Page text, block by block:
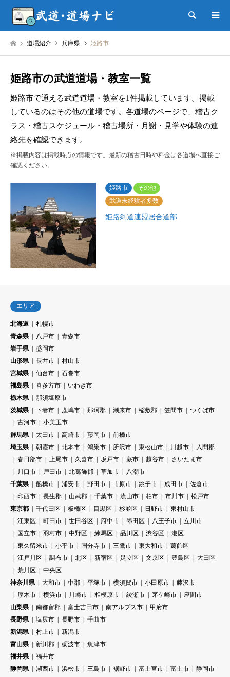
検索
道場紹介 兵庫県 姫路市
姫路市の武道道場・教室一覧
姫路市で通える武道道場・教室を1件掲載しています。掲載
しているのはその他の道場です。各道場のページで、稽古ク
ラス・稽古スケジュール・稽古場所・月謝・見学や体験の連
絡先を確認できます。
※掲載内容は掲載時点の情報です。最新の稽古日時や料金は各道場へ直接ご
確認ください。
姫路市
その他
武道未経験者多数
姫路剣道連盟居合道部
エリア
北海道
札幌市
青森県
八戸市
青森市
岩手県
盛岡市
山形県
長井市
村山市
宮城県
仙台市
石巻市
福島県
喜多方市
いわき市
栃木県
那須塩原市
茨城県
下妻市 鹿嶋市 那珂郡 潮来市 稲敷郡 笠間市
つくば市
古河市
小美玉市
群馬県
太田市 高崎市 藤岡市
前橋市
埼玉県
朝霞市 北本市 鴻巣市 所沢市 東松山市 川越市
入間郡
春日部市
上尾市 久喜市 坂戸市 蕨市 越谷市
さいたま市
川口市
戸田市 北葛飾郡 草加市
八潮市
千葉県
船橋市 浦安市 野田市 市原市 銚子市 成田市
佐倉市
印西市
長生郡 山武郡 千葉市 流山市 柏市 市川市
松戸市
東京都
千代田区 板橋区 目黒区 杉並区 日野市
東村山市
江東区
町田市 世田谷区 府中市 墨田区 八王子市
立川市
国立市
羽村市 中野区 練馬区 品川区 渋谷区
港区
東久留米市
小平市 国分寺市 三鷹市 東大和市
葛飾区
江戸川区
調布市 北区 新宿区 足立区 文京区 豊島区
大田区
荒川区
中央区
神奈川県
大和市 中郡 平塚市 横須賀市 小田原市
藤沢市
厚木市
横浜市 川崎市 相模原市 綾瀬市 茅ケ崎市
座間市
山梨県
南都留郡 富士吉田市 南アルプス市
甲府市
長野県
塩尻市 長野市
千曲市
新潟県
村上市
新潟市
富山県
新川郡 砺波市
魚津市
福井県
福井市
静岡県
湖西市 浜松市 三島市 裾野市 富士宮市 富士市
静岡市